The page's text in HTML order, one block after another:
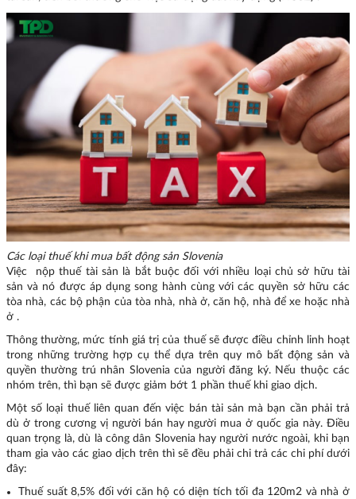
Các loại thuế khi mua bất động sản Slovenia
Việc nộp thuế tài sản là bắt buộc đối với nhiều loại chủ sở hữu tài
sản và nó được áp dụng song hành cùng với các quyền sở hữu các
tòa nhà, các bộ phận của tòa nhà, nhà ở, căn hộ, nhà để xe hoặc nhà
ở .
Thông thường, mức tính giá trị của thuế sẽ được điều chỉnh linh hoạt
trong những trường hợp cụ thể dựa trên quy mô bất động sản và
quyền thường trú nhân Slovenia của người đăng ký. Nếu thuộc các
nhóm trên, thì bạn sẽ được giảm bớt 1 phần thuế khi giao dịch.
Một số loại thuế liên quan đến việc bán tài sản mà bạn cần phải trả
dù ở trong cương vị người bán hay người mua ở quốc gia này. Điều
quan trọng là, dù là công dân Slovenia hay người nước ngoài, khi bạn
tham gia vào các giao dịch trên thì sẽ đều phải chi trả các chi phí dưới
đây:
Thuế suất 8,5% đối với căn hộ có diện tích tối đa 120m2 và nhà ở